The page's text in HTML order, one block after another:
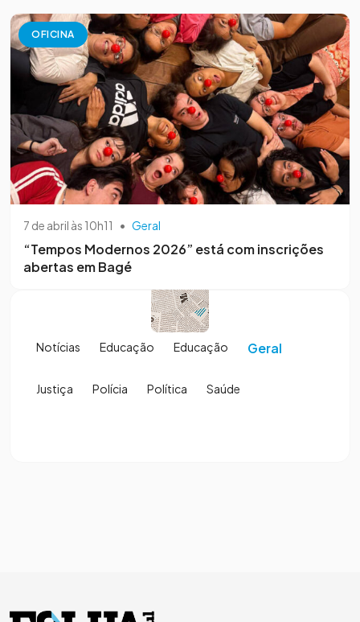
OFICINA
7 de abril às 10h11 • Geral
“Tempos Modernos 2026” está com inscrições
abertas em Bagé
Notícias Educação Educação Geral
Justiça Polícia Política Saúde